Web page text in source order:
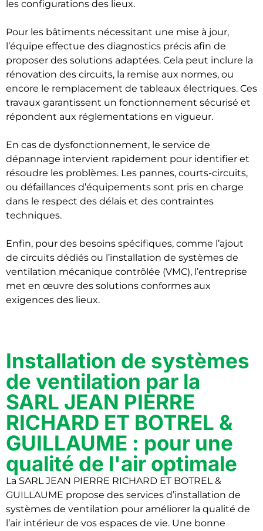
les configurations des lieux.
Pour les bâtiments nécessitant une mise à jour,
l’équipe effectue des diagnostics précis afin de
proposer des solutions adaptées. Cela peut inclure la
rénovation des circuits, la remise aux normes, ou
encore le remplacement de tableaux électriques. Ces
travaux garantissent un fonctionnement sécurisé et
répondent aux réglementations en vigueur.
En cas de dysfonctionnement, le service de
dépannage intervient rapidement pour identifier et
résoudre les problèmes. Les pannes, courts-circuits,
ou défaillances d’équipements sont pris en charge
dans le respect des délais et des contraintes
techniques.
Enfin, pour des besoins spécifiques, comme l’ajout
de circuits dédiés ou l’installation de systèmes de
ventilation mécanique contrôlée (VMC), l’entreprise
met en œuvre des solutions conformes aux
exigences des lieux.
Installation de systèmes
de ventilation par la
SARL JEAN PIERRE
RICHARD ET BOTREL &
GUILLAUME : pour une
qualité de l'air optimale
La SARL JEAN PIERRE RICHARD ET BOTREL &
GUILLAUME propose des services d’installation de
systèmes de ventilation pour améliorer la qualité de
l’air intérieur de vos espaces de vie. Une bonne